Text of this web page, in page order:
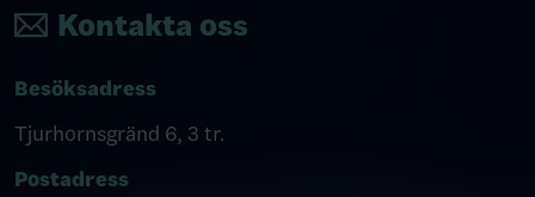
Kontakta oss
Besöksadress
Tjurhornsgränd 6, 3 tr.
Postadress